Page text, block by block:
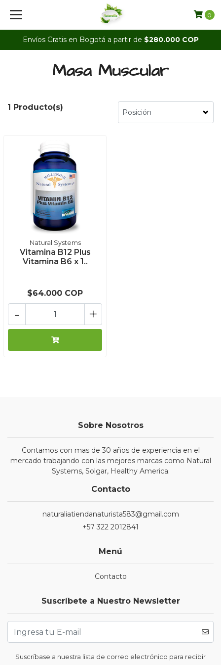
Envíos Gratis en Bogotá a partir de $280.000 COP
0
Masa Muscular
1 Producto(s)
Natural Systems
Vitamina B12 Plus
Vitamina B6 x 1..
$64.000 COP
+
-
Sobre Nosotros
Contamos con mas de 30 años de experiencia en el
mercado trabajando con las mejores marcas como Natural
Systems, Solgar, Healthy America.
Contacto
naturaliatiendanaturista583@gmail.com
+57 322 2012841
Menú
Contacto
Suscríbete a Nuestro Newsletter
Suscríbase a nuestra lista de correo electrónico para recibir